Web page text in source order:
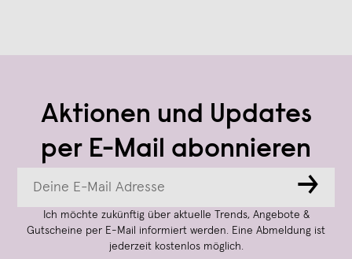
Aktionen und Updates
per E-Mail abonnieren
→
Ich möchte zukünftig über aktuelle Trends, Angebote &
Gutscheine per E-Mail informiert werden. Eine Abmeldung ist
jederzeit kostenlos möglich.